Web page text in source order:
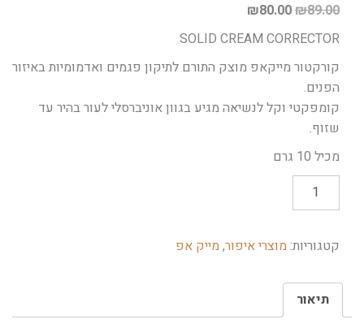
₪89.00
₪80.00
SOLID CREAM CORRECTOR
קורקטור מייקאפ מוצק התורם לתיקון פגמים ואדמומיות באיזור
הפנים.
קומפקטי וקל לנשיאה מגיע בגוון אוניברסלי לעור בהיר עד
שזוף.
מכיל 10 גרם
קטגוריות:מוצרי איפור,מייק אפ
תיאור